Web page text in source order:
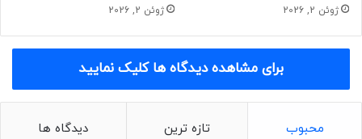
فناوری کسب و کار
ژوئن 2, 2026 ژوئن 2, 2026
برای مشاهده دیدگاه ها کلیک نمایید
محبوب تازه ترین دیدگاه ها